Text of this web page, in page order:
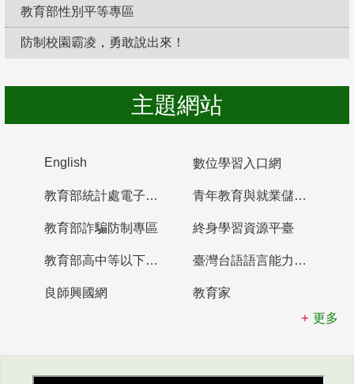
教育部性別平等專區
防制校園霸凌，勇敢說出來！
主題網站
English 數位學習入口網
教育部統計處電子書櫃 青年教育與就業儲蓄帳戶
教育部詐騙防制專區 終身學習資源平臺
教育部高中等以下學校及幼兒園教師資格檢定考試 臺灣台語語言能力認證網站
良師興國網
教育家
更多